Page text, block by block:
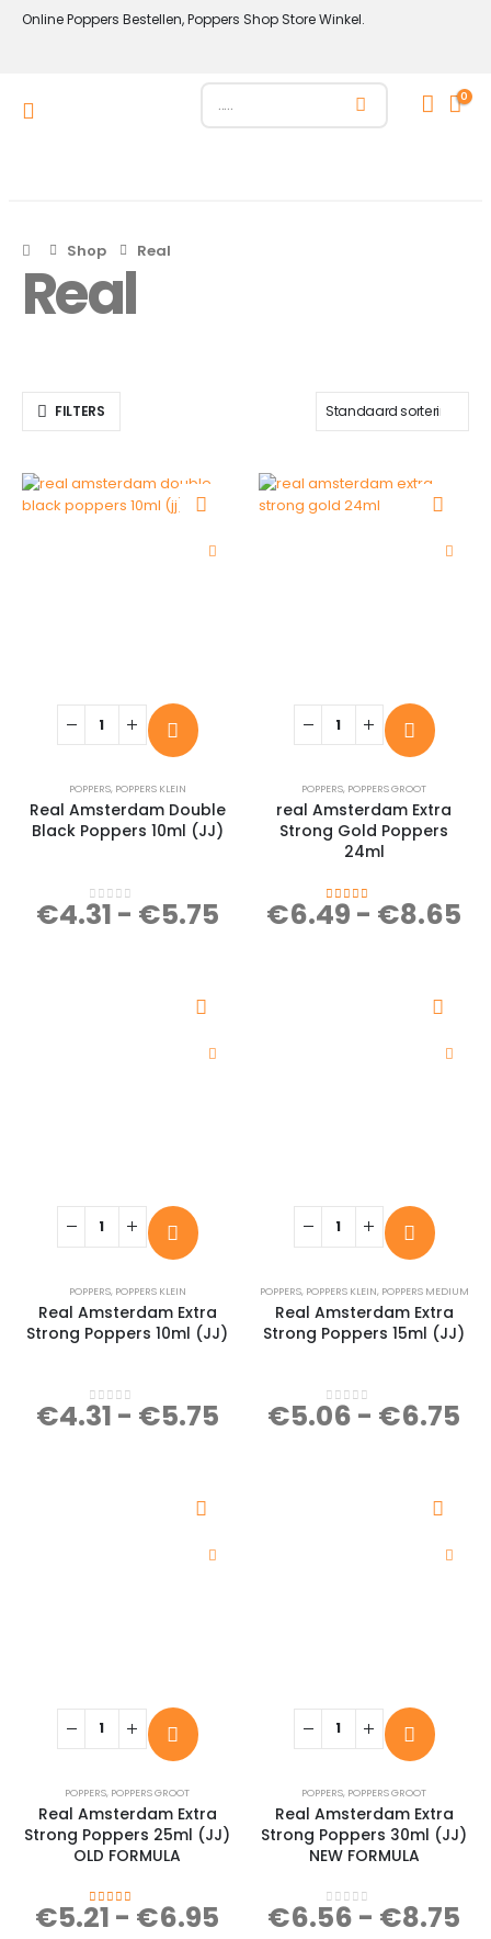
Online Poppers Bestellen, Poppers Shop Store Winkel.
0
Shop Real
Real
FILTERS
POPPERS, POPPERS KLEIN
Real Amsterdam Double
Black Poppers 10ml (JJ)
0out of 5
€4.31 - €5.75
POPPERS, POPPERS GROOT
real Amsterdam Extra
Strong Gold Poppers
24ml
4.00 out of 5
€6.49 - €8.65
POPPERS, POPPERS KLEIN
Real Amsterdam Extra
Strong Poppers 10ml (JJ)
0out of 5
€4.31 - €5.75
POPPERS, POPPERS KLEIN, POPPERS MEDIUM
Real Amsterdam Extra
Strong Poppers 15ml (JJ)
0 out of 5
€5.06 - €6.75
POPPERS, POPPERS GROOT
Real Amsterdam Extra
Strong Poppers 25ml (JJ)
OLD FORMULA
4.32out of 5
€5.21 - €6.95
POPPERS, POPPERS GROOT
Real Amsterdam Extra
Strong Poppers 30ml (JJ)
NEW FORMULA
0 out of 5
€6.56 - €8.75